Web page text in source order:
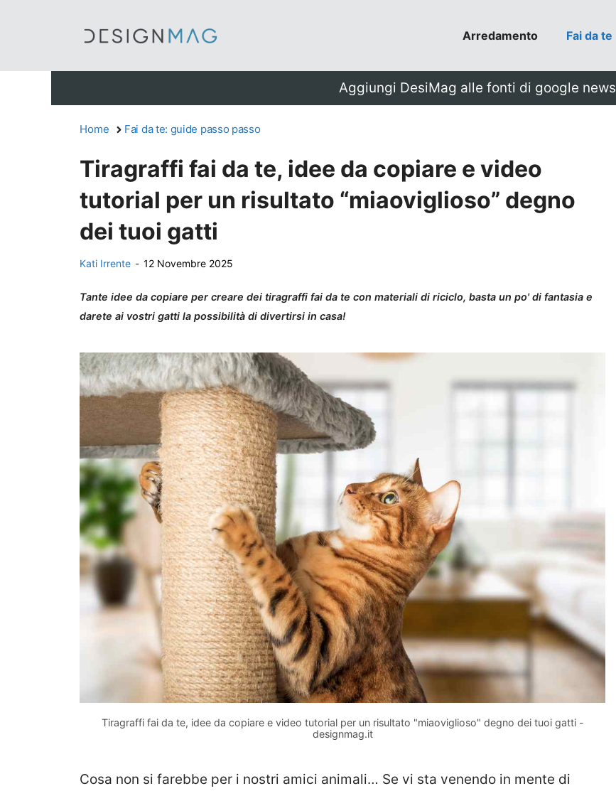
Arredamento Fai da te
Aggiungi DesiMag alle fonti di google news
Home Fai da te: guide passo passo
Tiragraffi fai da te, idee da copiare e video
tutorial per un risultato “miaoviglioso” degno
dei tuoi gatti
Kati Irrente - 12 Novembre 2025
Tante idee da copiare per creare dei tiragraffi fai da te con materiali di riciclo, basta un po' di fantasia e
darete ai vostri gatti la possibilità di divertirsi in casa!
Tiragraffi fai da te, idee da copiare e video tutorial per un risultato "miaoviglioso" degno dei tuoi gatti -
designmag.it
Cosa non si farebbe per i nostri amici animali… Se vi sta venendo in mente di